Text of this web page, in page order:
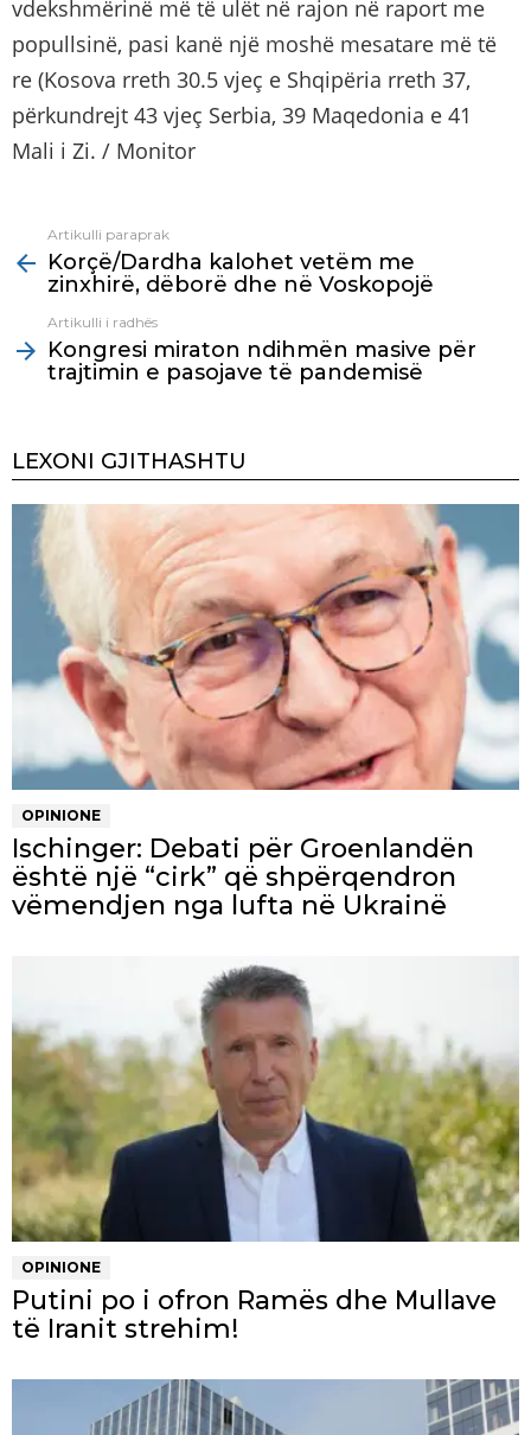
vdekshmërinë më të ulët në rajon në raport me
popullsinë, pasi kanë një moshë mesatare më të
re (Kosova rreth 30.5 vjeç e Shqipëria rreth 37,
përkundrejt 43 vjeç Serbia, 39 Maqedonia e 41
Mali i Zi. / Monitor
more
Artikulli paraprak
Korçë/Dardha kalohet vetëm me
zinxhirë, dëborë dhe në Voskopojë
Artikulli i radhës
Kongresi miraton ndihmën masive për
trajtimin e pasojave të pandemisë
LEXONI GJITHASHTU
OPINIONE
Ischinger: Debati për Groenlandën
është një “cirk” që shpërqendron
vëmendjen nga lufta në Ukrainë
OPINIONE
Putini po i ofron Ramës dhe Mullave
të Iranit strehim!